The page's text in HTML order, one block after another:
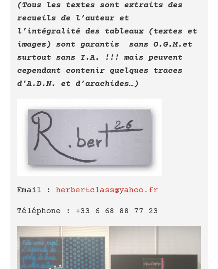
(Tous les textes sont extraits des
recueils de l’auteur et
l’intégralité des tableaux (textes et
images) sont garantis sans O.G.M.et
surtout sans I.A. !!! mais peuvent
cependant contenir quelques traces
d’A.D.N. et d’arachides…)
Email : herbertclass@yahoo.fr
Téléphone : +33 6 68 88 77 23